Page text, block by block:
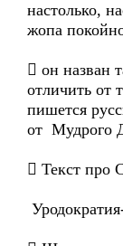
настолько,
жопа
 он назван
отличить от
пишется
от Мудрого
 Текст про